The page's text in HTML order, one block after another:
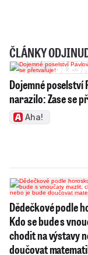
ČLÁNKY
Dojemné poselství
narazilo: Zase se
Aha!
Dědečkové podle
Kdo se bude s
chodit na výstavy
doučovat